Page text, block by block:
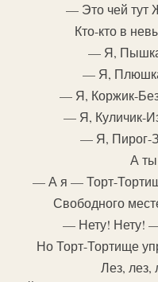
— Это чей тут
Кто-кто в
— Я,
— Я,
— Я, Коржик-
— Я, Куличик-
— Я, Пирог-
А ты
— А я — Торт-
Свободного
— Нету! Нету! —
Но Торт-Тортище
Лез, лез,